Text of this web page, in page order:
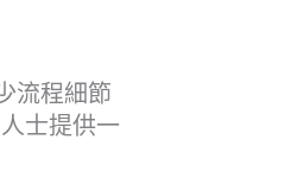
流程細節
士提供一